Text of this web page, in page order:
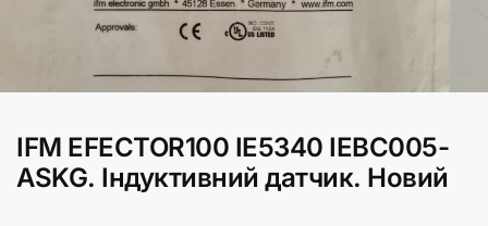
IFM EFECTOR100 IE5340 IEBC005-
ASKG. Індуктивний датчик. Новий